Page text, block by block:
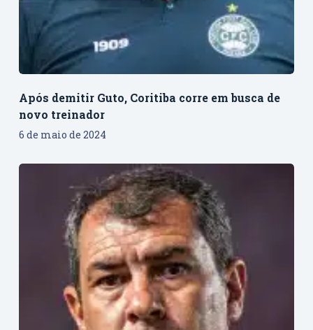
Após demitir Guto, Coritiba corre em busca de
novo treinador
6 de maio de 2024